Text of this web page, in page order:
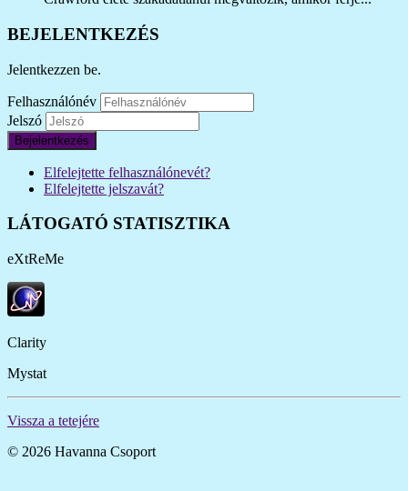
BEJELENTKEZÉS
Jelentkezzen be.
Felhasználónév
Jelszó
Bejelentkezés
Elfelejtette felhasználónevét?
Elfelejtette jelszavát?
LÁTOGATÓ STATISZTIKA
eXtReMe
Clarity
Mystat
Vissza a tetejére
© 2026 Havanna Csoport